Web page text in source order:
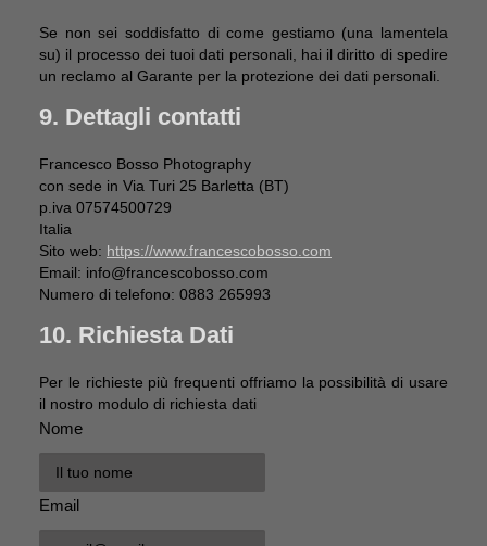
Se non sei soddisfatto di come gestiamo (una lamentela
su) il processo dei tuoi dati personali, hai il diritto di spedire
un reclamo al Garante per la protezione dei dati personali.
9. Dettagli contatti
Francesco Bosso Photography
con sede in Via Turi 25 Barletta (BT)
p.iva 07574500729
Italia
Sito web: https://www.francescobosso.com
Email: info@francescobosso.com
Numero di telefono: 0883 265993
10. Richiesta Dati
Per le richieste più frequenti offriamo la possibilità di usare
il nostro modulo di richiesta dati
Nome
Email